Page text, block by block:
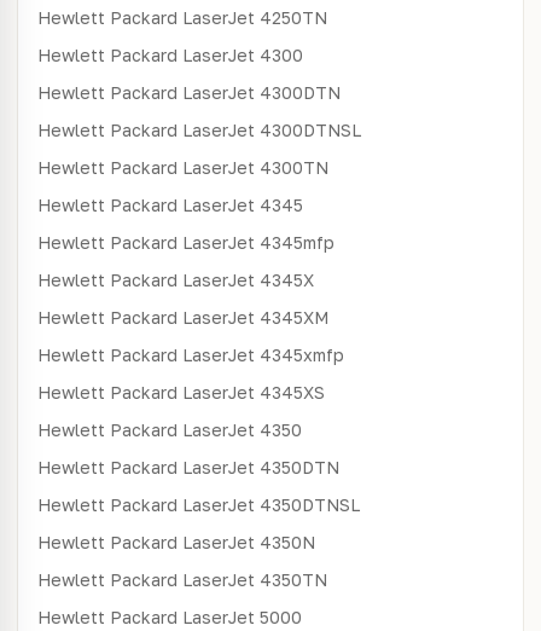
Hewlett Packard LaserJet 4250TN
Hewlett Packard LaserJet 4300
Hewlett Packard LaserJet 4300DTN
Hewlett Packard LaserJet 4300DTNSL
Hewlett Packard LaserJet 4300TN
Hewlett Packard LaserJet 4345
Hewlett Packard LaserJet 4345mfp
Hewlett Packard LaserJet 4345X
Hewlett Packard LaserJet 4345XM
Hewlett Packard LaserJet 4345xmfp
Hewlett Packard LaserJet 4345XS
Hewlett Packard LaserJet 4350
Hewlett Packard LaserJet 4350DTN
Hewlett Packard LaserJet 4350DTNSL
Hewlett Packard LaserJet 4350N
Hewlett Packard LaserJet 4350TN
Hewlett Packard LaserJet 5000